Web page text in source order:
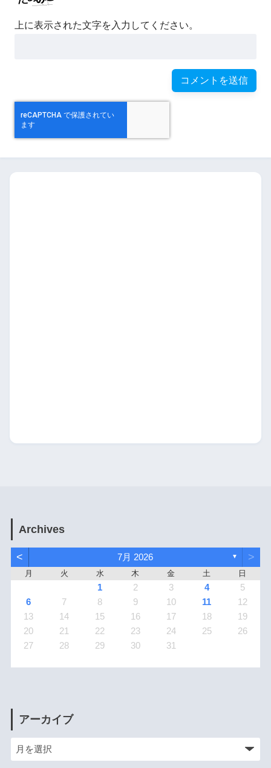
上に表示された文字を入力してください。
Archives
< 7月 2026 ▼ >
月 火 水 木 金 土 日
1 2 3 4
5
6
7 8 9 10 11
12
13
14 15 16 17 18
19
20
21 22 23 24 25
26
27
28 29 30 31
アーカイブ